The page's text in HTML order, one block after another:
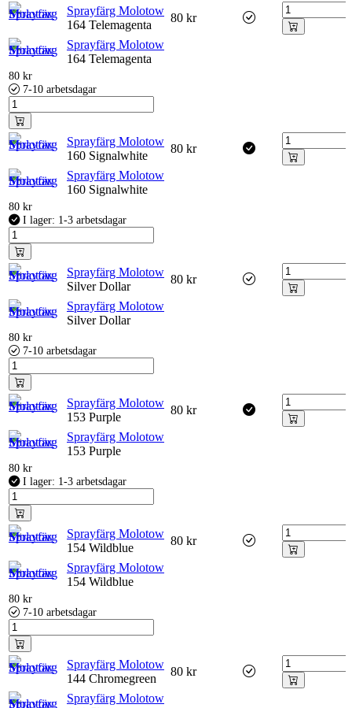
Sprayfärg Molotow
164 Telemagenta
80 kr
Sprayfärg Molotow
164 Telemagenta
80 kr
7-10 arbetsdagar
Sprayfärg Molotow
160 Signalwhite
80 kr
Sprayfärg Molotow
160 Signalwhite
80 kr
I lager: 1-3 arbetsdagar
Sprayfärg Molotow
Silver Dollar
80 kr
Sprayfärg Molotow
Silver Dollar
80 kr
7-10 arbetsdagar
Sprayfärg Molotow
153 Purple
80 kr
Sprayfärg Molotow
153 Purple
80 kr
I lager: 1-3 arbetsdagar
Sprayfärg Molotow
154 Wildblue
80 kr
Sprayfärg Molotow
154 Wildblue
80 kr
7-10 arbetsdagar
Sprayfärg Molotow
144 Chromegreen
80 kr
Sprayfärg Molotow